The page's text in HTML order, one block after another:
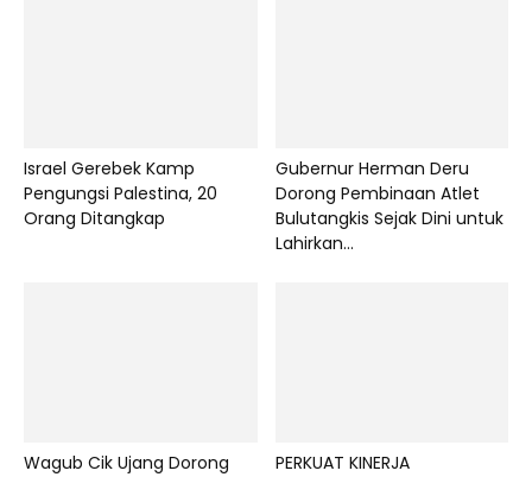
Israel Gerebek Kamp
Pengungsi Palestina, 20
Orang Ditangkap
Gubernur Herman Deru
Dorong Pembinaan Atlet
Bulutangkis Sejak Dini untuk
Lahirkan...
Wagub Cik Ujang Dorong
PERKUAT KINERJA